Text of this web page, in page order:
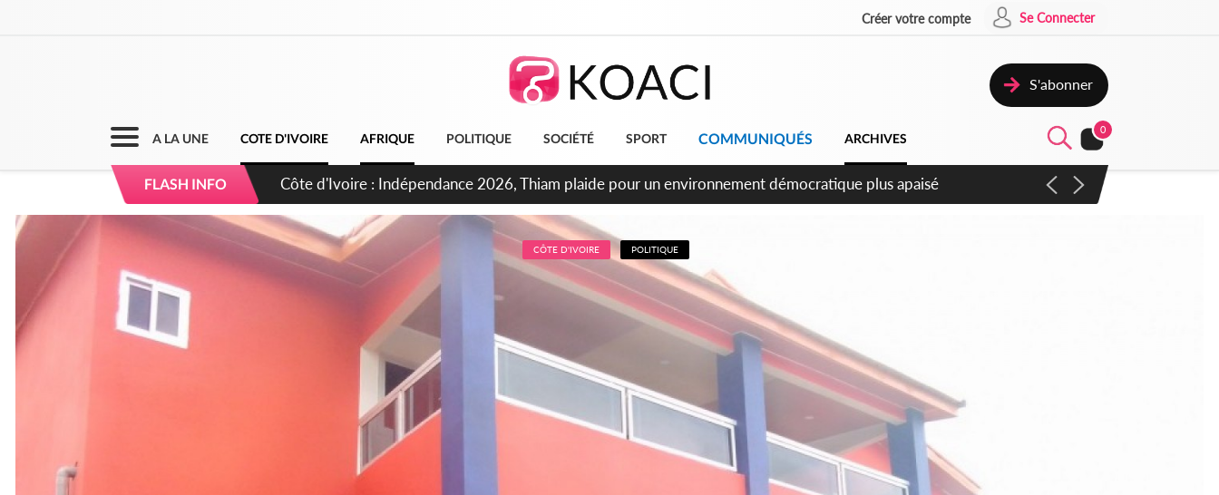
Créer votre compte Se Connecter
S'abonner
A LA UNE COTE D'IVOIRE AFRIQUE POLITIQUE SOCIÉTÉ SPORT COMMUNIQUÉS ARCHIVES
0
FLASH INFO Côte d'Ivoire : Concours INFAS 2026, les convocations seront disponibles à compter du samedi
CÔTE D'IVOIRE POLITIQUE